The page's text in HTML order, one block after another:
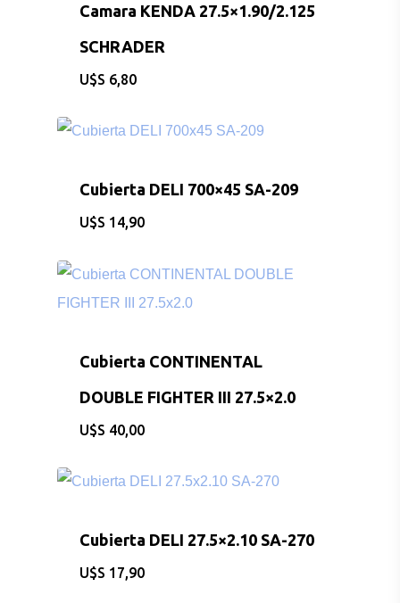
Camara KENDA 27.5×1.90/2.125
SCHRADER
$ 6,80
Cubierta DELI 700×45 SA-209
$ 14,90
Cubierta CONTINENTAL
DOUBLE FIGHTER III 27.5×2.0
$ 40,00
Cubierta DELI 27.5×2.10 SA-270
$ 17,90